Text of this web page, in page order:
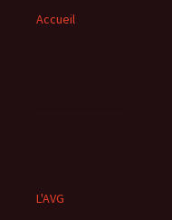
Accueil
L'AVG